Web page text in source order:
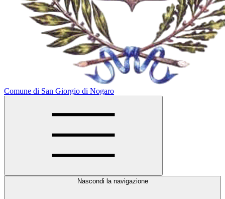
Comune di San Giorgio di Nogaro
Nascondi la navigazione